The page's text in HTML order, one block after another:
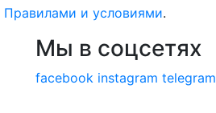
Правилами и условиями.
Мы в соцсетях
facebook instagram telegram